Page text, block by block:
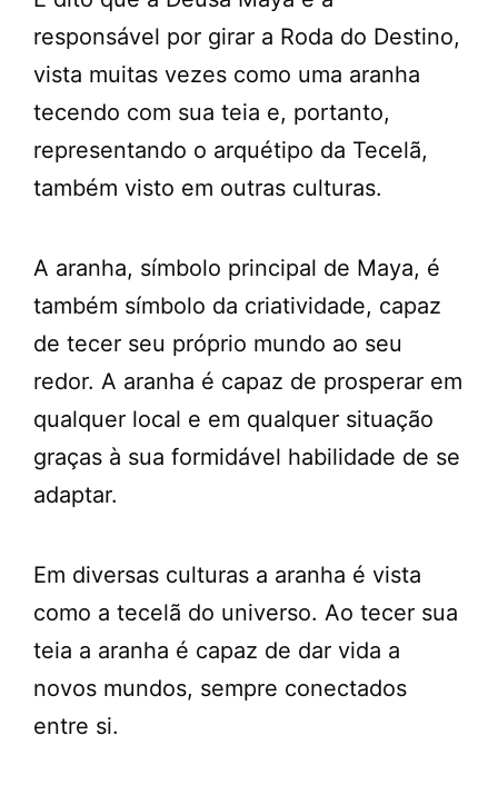
responsável por girar a Roda do Destino,
vista muitas vezes como uma aranha
tecendo com sua teia e, portanto,
representando o arquétipo da Tecelã,
também visto em outras culturas.
A aranha, símbolo principal de Maya, é
também símbolo da criatividade, capaz
de tecer seu próprio mundo ao seu
redor. A aranha é capaz de prosperar em
qualquer local e em qualquer situação
graças à sua formidável habilidade de se
adaptar.
Em diversas culturas a aranha é vista
como a tecelã do universo. Ao tecer sua
teia a aranha é capaz de dar vida a
novos mundos, sempre conectados
entre si.